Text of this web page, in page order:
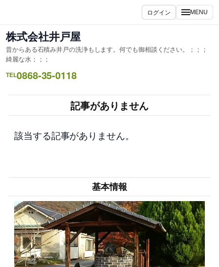
を
ス
キ
ッ
プ
ログイン MENU
株式会社井戸屋
昔からある石積み井戸の洗浄もします。何でも御相談ください。；；；
綺麗な水；；；
TEL0868-35-0118
記事がありません
該当する記事がありません。
基本情報